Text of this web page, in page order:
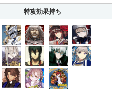
特攻効果持ち